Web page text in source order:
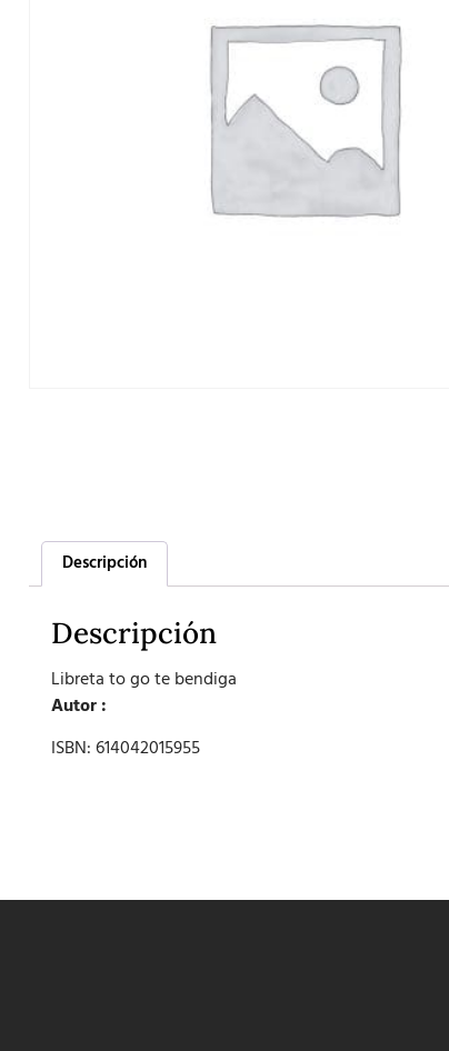
Descripción
Descripción
Libreta to go te bendiga
Autor :
ISBN: 614042015955